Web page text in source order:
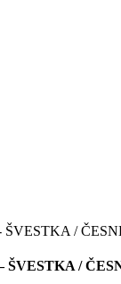
ŠVESTKA /